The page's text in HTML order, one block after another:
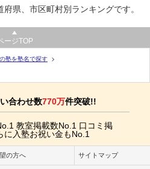
県、市区町村別ランキングです。
ージTOP
塾を塾名で探す
合わせ数770万件突破!!
の方へ サイトマップ